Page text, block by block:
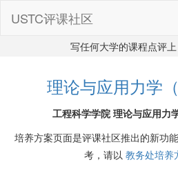
USTC评课社区
写任何大学的课程点评上
理论与应用力学
工程科学学院 理论与应用力
培养方案页面是评课社区推出的新功
考，请以 教务处培养